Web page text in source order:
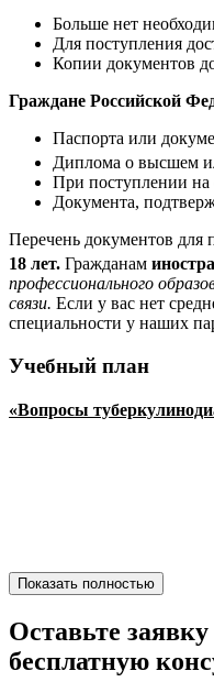
Больше нет
Для поступления
Копии документов
Граждане Российской
Паспорта или
Диплома о высшем
При поступлении на
Документа,
Перечень документов для
18 лет. Гражданам
профессионального
связи. Если у вас нет
специальности у наших
Учебный план
«Вопросы
Показать полностью
Оставьте заявку
бесплатную